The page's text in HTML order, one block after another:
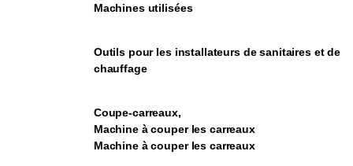
Machines utilisées
Outils pour les installateurs de sanitaires et de
chauffage
Coupe-carreaux,
Machine à couper les carreaux
Machine à couper les carreaux